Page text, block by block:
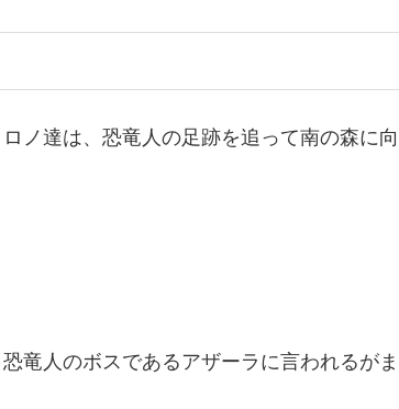
ノ達は、恐竜人の足跡を追って南の森に向
竜人のボスであるアザーラに言われるがま